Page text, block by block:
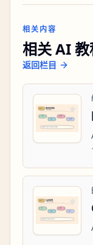
相关内容
相关 AI 教
返回栏目